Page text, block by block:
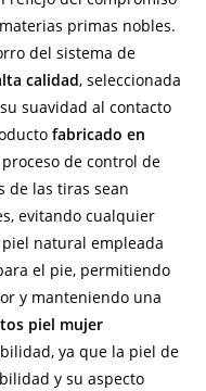
primas nobles.
del sistema de
calidad, seleccionada
suavidad al contacto
fabricado en
de control de
de las tiras sean
evitando cualquier
natural empleada
el pie, permitiendo
y manteniendo una
piel mujer
ya que la piel de
y su aspecto